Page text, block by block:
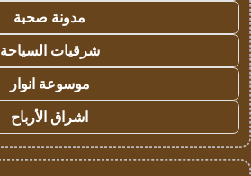
مدونة صحبة
شرقيات السياحة
موسوعة انوار
اشراق الأرباح